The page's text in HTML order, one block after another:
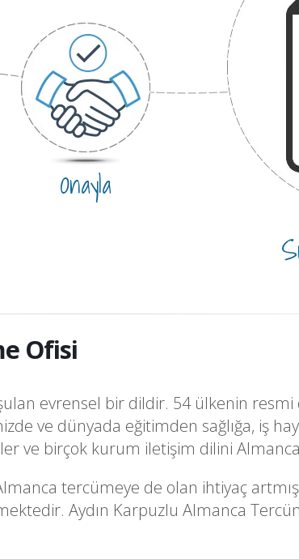
Onayla
Ofisi
evrensel bir dildir. 54 ülkenin
ve dünyada eğitimden sağlığa, iş
ve birçok kurum iletişim dilini
tercümeye de olan ihtiyaç
Aydın Karpuzlu Almanca